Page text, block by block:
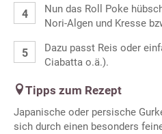
Nun das Roll Poke
Nori-Algen und Kresse
Dazu passt Reis oder
Ciabatta o.ä.).
Tipps zum Rezept
Japanische oder persische
sich durch einen besonders